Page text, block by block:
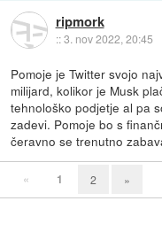
ripmork
::3. nov 2022, 20:45
Pomoje je Twitter svojo
milijard, kolikor je Musk
tehnološko podjetje al pa
zadevi. Pomoje bo s
čeravno se trenutno
« 1 2 »